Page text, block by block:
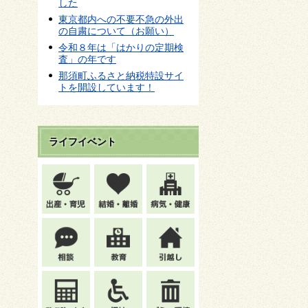
した
東京都内への不要不急の外出
の自粛について（お願い）
令和８年は「はかりの定期検
査」の年です
那須町ふるさと納税特設サイ
トを開設しています！
ライフイベント